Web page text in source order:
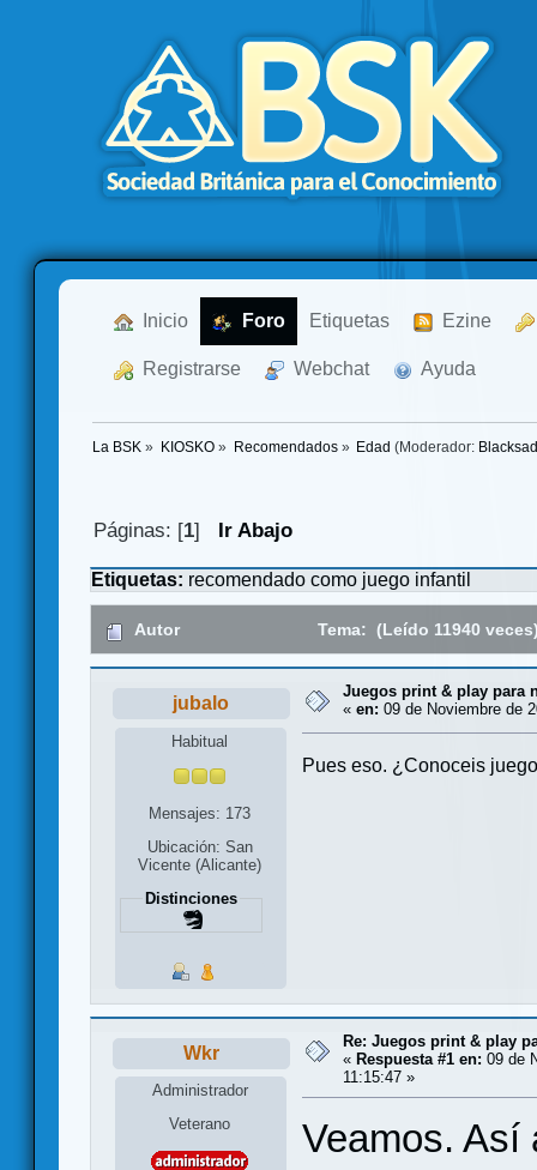
Inicio Foro Etiquetas Ezine
Registrarse Webchat Ayuda
La BSK » KIOSKO» Recomendados» Edad (Moderador:
Páginas: [1] Ir Abajo
Etiquetas: recomendado como juego infantil
Autor Tema: (Leído 11940
jubalo
Habitual
Mensajes: 173
Ubicación: San
Vicente (Alicante)
Distinciones
Juegos print & play para
« en: 09 de Noviembre de
Pues eso. ¿Conoceis
Wkr
Administrador
Veterano
Re: Juegos print & play
« Respuesta #1 en: 09 de
11:15:47 »
Veamos. Así